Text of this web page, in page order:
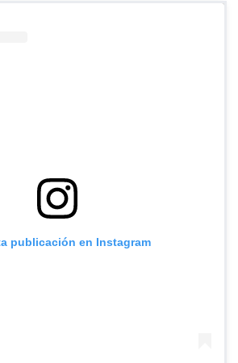
publicación en Instagram